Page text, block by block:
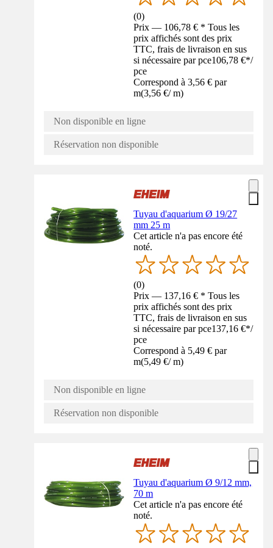
(0)
Prix — 106,78 € * Tous les
prix affichés sont des prix
TTC, frais de livraison en sus
si nécessaire par pce106,78 €*/
pce
Correspond à 3,56 € par
m(3,56 €/ m)
Non disponible en ligne
Réservation non disponible
Tuyau d'aquarium Ø 19/27
mm 25 m
Cet article n'a pas encore été
noté.
(0)
Prix — 137,16 € * Tous les
prix affichés sont des prix
TTC, frais de livraison en sus
si nécessaire par pce137,16 €*/
pce
Correspond à 5,49 € par
m(5,49 €/ m)
Non disponible en ligne
Réservation non disponible
Tuyau d'aquarium Ø 9/12 mm,
70 m
Cet article n'a pas encore été
noté.